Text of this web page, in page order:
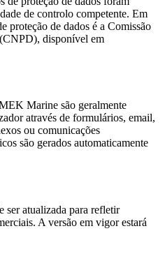
de controlo competente. Em
proteção de dados é a Comissão
disponível em
Marine são geralmente
através de formulários, email,
ou comunicações
são gerados automaticamente
ser atualizada para refletir
A versão em vigor estará